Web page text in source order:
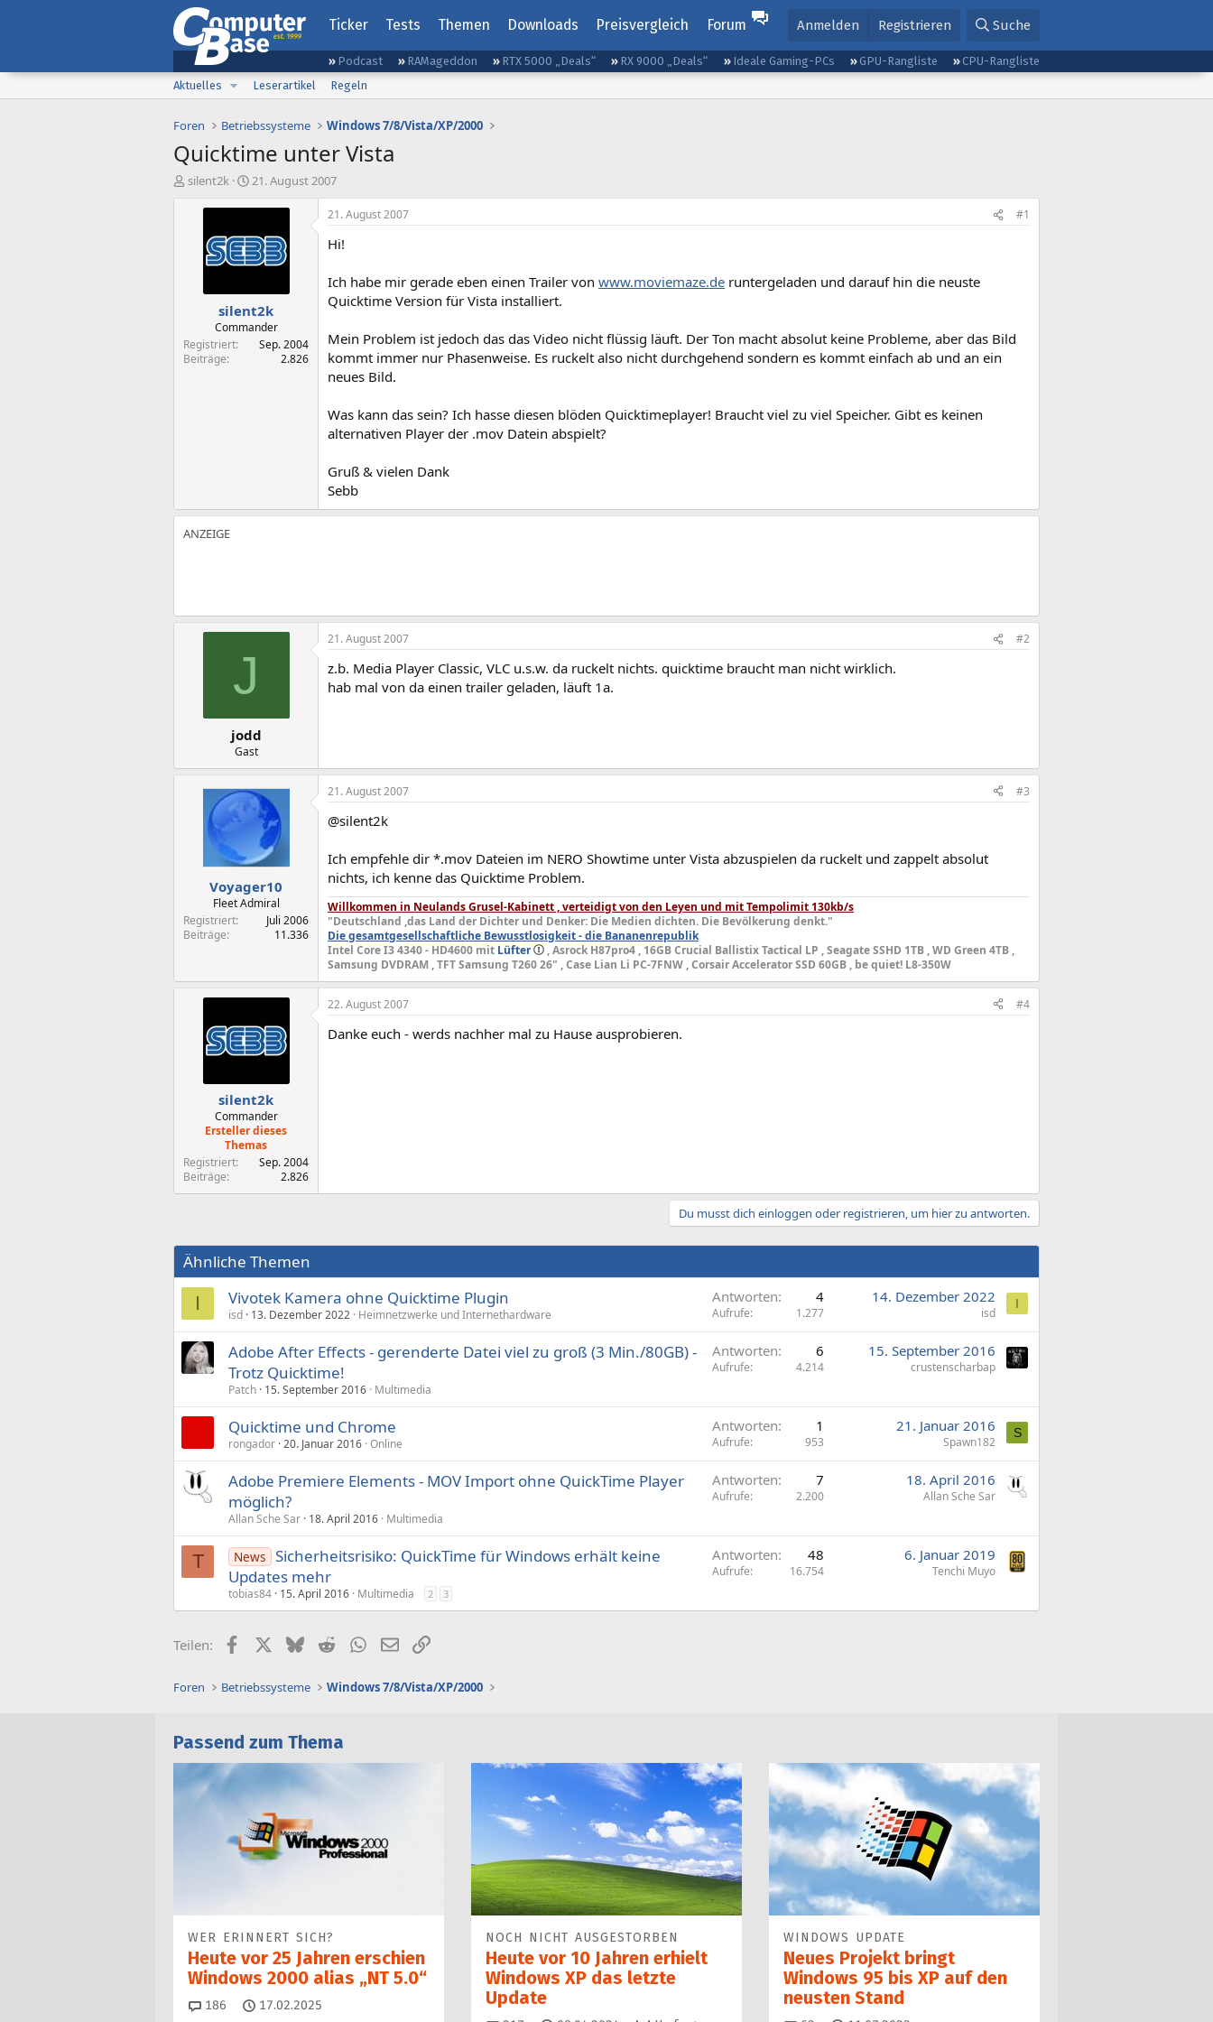
Ticker Tests Themen Downloads Preisvergleich Forum Anmelden Registrieren Suche
Podcast RAMageddon RTX 5000 „Deals“ RX 9000 „Deals“ Ideale Gaming-PCs GPU-Rangliste
CPU-Rangliste
Aktuelles
Leserartikel Regeln
Foren Betriebssysteme Windows 7/8/Vista/XP/2000
Quicktime unter Vista
E
silent2k
E
s
e
l
t
a
m
21. August 2007
silent2k
Commander
Registriert
Sep. 2004
Beiträge
2.826
21. August 2007 #1
Hi!
Ich habe mir gerade eben einen Trailer von www.moviemaze.de runtergeladen und darauf hin die neuste
Quicktime Version für Vista installiert.
Mein Problem ist jedoch das das Video nicht flüssig läuft. Der Ton macht absolut keine Probleme, aber das Bild
kommt immer nur Phasenweise. Es ruckelt also nicht durchgehend sondern es kommt einfach ab und an ein
neues Bild.
Was kann das sein? Ich hasse diesen blöden Quicktimeplayer! Braucht viel zu viel Speicher. Gibt es keinen
alternativen Player der .mov Datein abspielt?
Gruß & vielen Dank
Sebb
J
jodd
Gast
21. August 2007 #2
z.b. Media Player Classic, VLC u.s.w. da ruckelt nichts. quicktime braucht man nicht wirklich.
hab mal von da einen trailer geladen, läuft 1a.
Voyager10
Fleet Admiral
Registriert
Juli 2006
Beiträge
11.336
21. August 2007 #3
@silent2k
Ich empfehle dir *.mov Dateien im NERO Showtime unter Vista abzuspielen da ruckelt und zappelt absolut
nichts, ich kenne das Quicktime Problem.
Willkommen in Neulands Grusel-Kabinett , verteidigt von den Leyen und mit Tempolimit 130kb/s
"Deutschland ,das Land der Dichter und Denker: Die Medien dichten. Die Bevölkerung denkt."
Die gesamtgesellschaftliche Bewusstlosigkeit - die Bananenrepublik
Intel Core I3 4340 - HD4600 mit Lüfter
, Asrock H87pro4 , 16GB Crucial Ballistix Tactical LP , Seagate SSHD 1TB , WD Green 4TB ,
Samsung DVDRAM , TFT Samsung T260 26" , Case Lian Li PC-7FNW , Corsair Accelerator SSD 60GB , be quiet! L8-350W
silent2k
Commander
Ersteller dieses
Themas
Registriert
Sep. 2004
Beiträge
2.826
22. August 2007 #4
Danke euch - werds nachher mal zu Hause ausprobieren.
Du musst dich einloggen oder registrieren, um hier zu antworten.
Ähnliche Themen
I Vivotek Kamera ohne Quicktime Plugin
isd 13. Dezember 2022 Heimnetzwerke und Internethardware
Antworten 4
Aufrufe 1.277
14. Dezember 2022
isd
I
Adobe After Effects - gerenderte Datei viel zu groß (3 Min./80GB) -
Trotz Quicktime!
Patch 15. September 2016 Multimedia
Antworten 6
Aufrufe 4.214
15. September 2016
crustenscharbap
Quicktime und Chrome
rongador 20. Januar 2016 Online
Antworten 1
Aufrufe 953
21. Januar 2016
Spawn182
S
Adobe Premiere Elements - MOV Import ohne QuickTime Player
möglich?
Allan Sche Sar 18. April 2016 Multimedia
Antworten 7
Aufrufe 2.200
18. April 2016
Allan Sche Sar
T News Sicherheitsrisiko: QuickTime für Windows erhält keine
Updates mehr
tobias84 15. April 2016 Multimedia 2 3
Antworten 48
Aufrufe 16.754
6. Januar 2019
Tenchi Muyo
Teilen: FacebookX (Twitter)
BlueskyRedditWhatsApp
E-MailLink
Foren Betriebssysteme Windows 7/8/Vista/XP/2000
Passend zum Thema
WER ERINNERT SICH?
Heute vor 25 Jahren erschien
Windows 2000 alias „NT 5.0“
186 Kommentare
17.02.2025
NOCH NICHT AUSGESTORBEN
Heute vor 10 Jahren erhielt
Windows XP das letzte
Update
WINDOWS UPDATE
Neues Projekt bringt
Windows 95 bis XP auf den
neusten Stand